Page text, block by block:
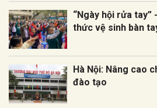
“Ngày hội rửa tay”
thức vệ sinh bàn
Hà Nội: Nâng cao
đào tạo